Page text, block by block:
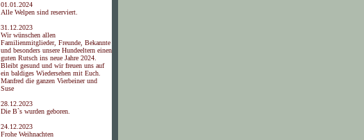
01.01.2024
Alle Welpen sind reserviert.
31.12.2023
Wir wünschen allen
Familienmitglieder, Freunde, Bekannte
und besonders unsere Hundeeltern einen
guten Rutsch ins neue Jahre 2024.
Bleibt gesund und wir freuen uns auf
ein baldiges Wiedersehen mit Euch.
Manfred die ganzen Vierbeiner und
Suse
28.12.2023
Die B`s wurden geboren.
24.12.2023
Frohe Weihnachten